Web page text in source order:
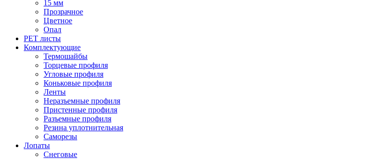
15 мм
Прозрачное
Цветное
Опал
PET листы
Комплектующие
Термошайбы
Торцевые профиля
Угловые профиля
Коньковые профиля
Ленты
Неразъемные профиля
Пристенные профиля
Разъемные профиля
Резина уплотнительная
Саморезы
Лопаты
Снеговые